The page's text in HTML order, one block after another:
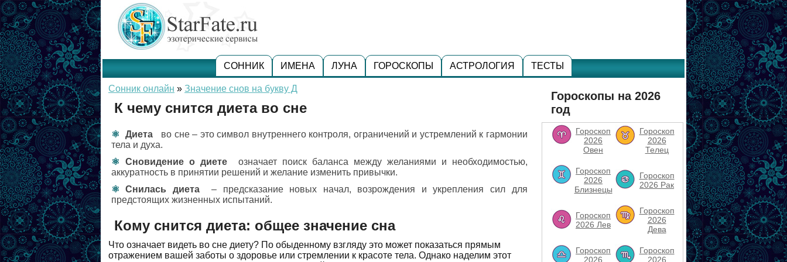
СОННИК ИМЕНА ЛУНА ГОРОСКОПЫ АСТРОЛОГИЯ ТЕСТЫ
Сонник онлайн » Значение снов на букву Д
К чему снится диета во сне
Диета
во сне – это символ внутреннего контроля, ограничений и устремлений к гармонии
тела и духа.
Сновидение о диете
означает поиск баланса между желаниями и необходимостью,
аккуратность в принятии решений и желание изменить привычки.
Снилась диета
– предсказание новых начал, возрождения и укрепления сил для
предстоящих жизненных испытаний.
Кому снится диета: общее значение сна
Что означает видеть во сне диету? По обыденному взгляду это может показаться прямым
отражением вашей заботы о здоровье или стремлении к красоте тела. Однако наделим этот
Гороскопы на 2026
год
Гороскоп
2026
Овен
Гороскоп
2026
Телец
Гороскоп
2026
Близнецы
Гороскоп
2026 Рак
Гороскоп
2026 Лев
Гороскоп
2026
Дева
Гороскоп
2026
Гороскоп
2026